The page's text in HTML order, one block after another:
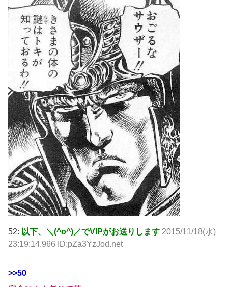
52: 以下、＼(^o^)／でVIPがお送りします 2015/11/18(水)
23:19:14.966 ID:pZa3YzJod.net
>>50